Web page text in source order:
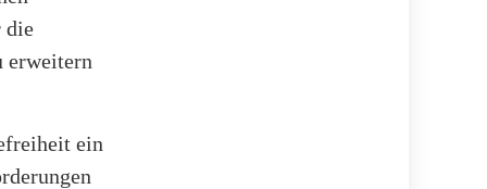
die
erweitern
ein